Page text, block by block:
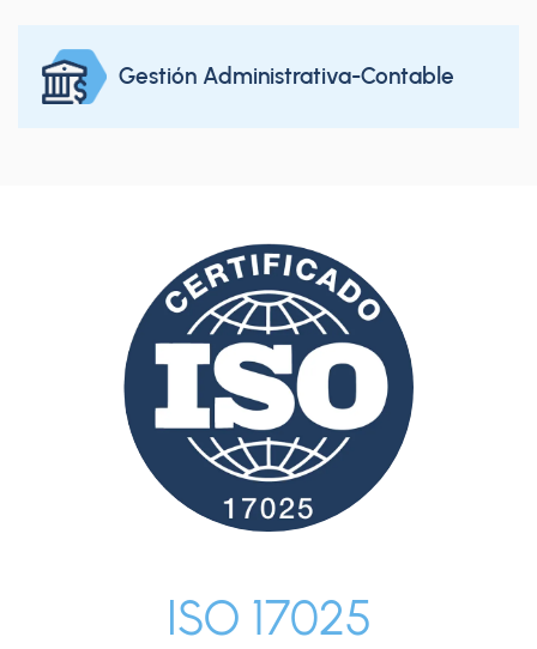
Gestión Administrativa-Contable
ISO 17025